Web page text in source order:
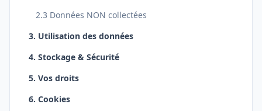
2.3 Données NON collectées
3. Utilisation des données
4. Stockage & Sécurité
5. Vos droits
6. Cookies